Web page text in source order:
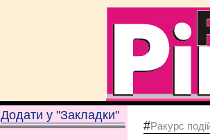
Додати у "Закладки"
#Ракурс